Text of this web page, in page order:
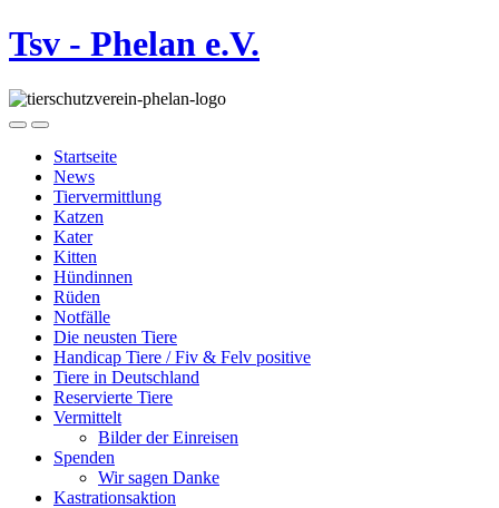
Tsv - Phelan e.V.
Startseite
News
Tiervermittlung
Katzen
Kater
Kitten
Hündinnen
Rüden
Notfälle
Die neusten Tiere
Handicap Tiere / Fiv & Felv positive
Tiere in Deutschland
Reservierte Tiere
Vermittelt
Bilder der Einreisen
Spenden
Wir sagen Danke
Kastrationsaktion